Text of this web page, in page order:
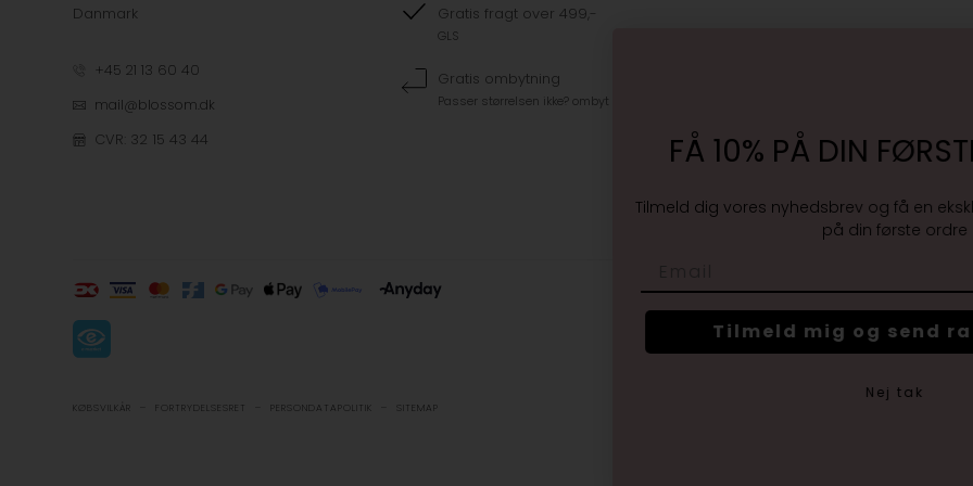
Danmark
+45 21 13 60 40
mail@blossom.dk
CVR: 32 15 43 44
Gratis fragt over 499,-
GLS
Gratis ombytning
Passer størrelsen ikke? ombyt gratis
KØBSVILKÅR -FORTRYDELSESRET -PERSONDATAPOLITIK SITEMAP
FÅ 10% PÅ DIN
Tilmeld dig vores nyhedsbrev og få en
på din første ordre
Tilmeld mig og send
Nej tak